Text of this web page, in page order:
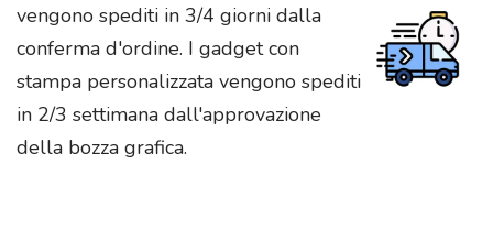
vengono spediti in 3/4 giorni dalla
conferma d'ordine. I gadget con
stampa personalizzata vengono spediti
in 2/3 settimana dall'approvazione
della bozza grafica.